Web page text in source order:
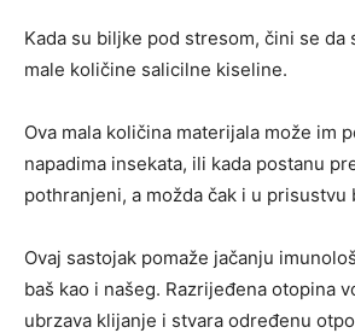
Kada su biljke pod stresom, čini se da
male količine salicilne kiseline.
Ova mala količina materijala može im
napadima insekata, ili kada postanu
pothranjeni, a možda čak i u prisustvu
Ovaj sastojak pomaže jačanju
baš kao i našeg. Razrijeđena otopina
ubrzava klijanje i stvara određenu